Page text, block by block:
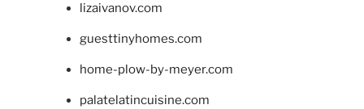
lizaivanov.com
guesttinyhomes.com
home-plow-by-meyer.com
palatelatincuisine.com